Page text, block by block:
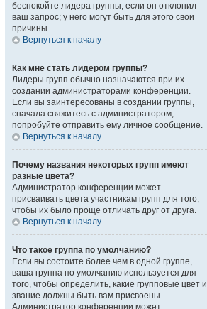
беспокойте лидера группы, если он отклонил
ваш запрос; у него могут быть для этого свои
причины.
Вернуться к началу
Как мне стать лидером группы?
Лидеры групп обычно назначаются при их
создании администраторами конференции.
Если вы заинтересованы в создании группы,
сначала свяжитесь с администратором;
попробуйте отправить ему личное сообщение.
Вернуться к началу
Почему названия некоторых групп имеют
разные цвета?
Администратор конференции может
присваивать цвета участникам групп для того,
чтобы их было проще отличать друг от друга.
Вернуться к началу
Что такое группа по умолчанию?
Если вы состоите более чем в одной группе,
ваша группа по умолчанию используется для
того, чтобы определить, какие групповые цвет и
звание должны быть вам присвоены.
Администратор конференции может